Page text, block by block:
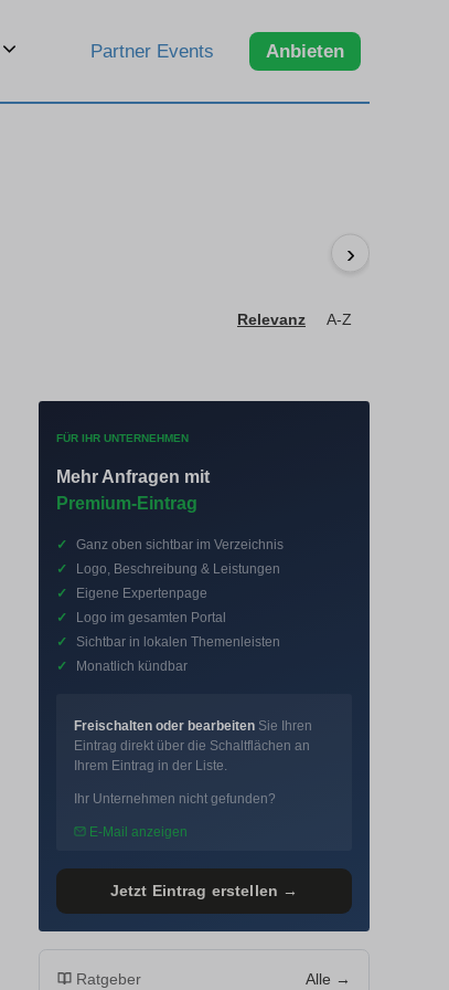
Partner Events Anbieten
›
Relevanz A-Z
FÜR IHR UNTERNEHMEN
Mehr Anfragen mit
Premium-Eintrag
✓
Ganz oben sichtbar im Verzeichnis
✓
Logo, Beschreibung & Leistungen
✓
Eigene Expertenpage
✓
Logo im gesamten Portal
✓
Sichtbar in lokalen Themenleisten
✓
Monatlich kündbar
Freischalten oder bearbeiten Sie Ihren
Eintrag direkt über die Schaltflächen an
Ihrem Eintrag in der Liste.
Ihr Unternehmen nicht gefunden?
E-Mail anzeigen
Jetzt Eintrag erstellen →
Ratgeber Alle →